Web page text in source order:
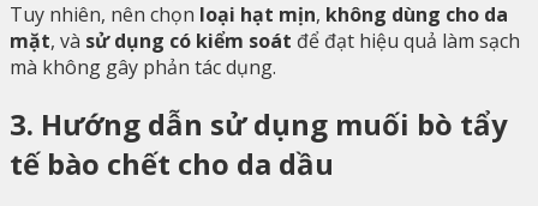
Tuy nhiên, nên chọn loại hạt mịn, không dùng cho da
mặt, và sử dụng có kiểm soát để đạt hiệu quả làm sạch
mà không gây phản tác dụng.
3. Hướng dẫn sử dụng muối bò tẩy
tế bào chết cho da dầu